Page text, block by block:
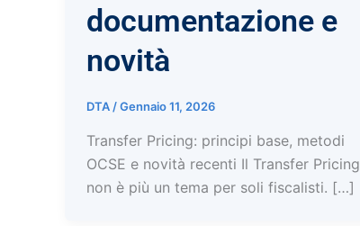
documentazione e
novità
DTA/Gennaio 11, 2026
Transfer Pricing: principi base, metodi
OCSE e novità recenti Il Transfer Pricing
non è più un tema per soli fiscalisti. […]